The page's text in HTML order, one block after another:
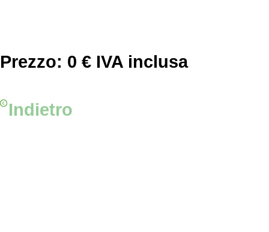
Prezzo: 0 € IVA inclusa
Indietro